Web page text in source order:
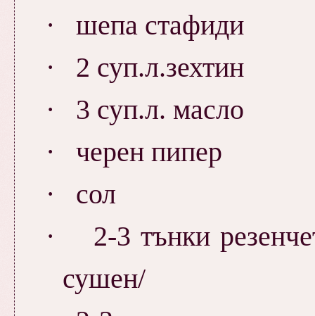
·
шепа стафиди
·
2 суп.л.зехтин
·
3 суп.л. масло
·
черен пипер
·
сол
·
2-3 тънки
сушен/